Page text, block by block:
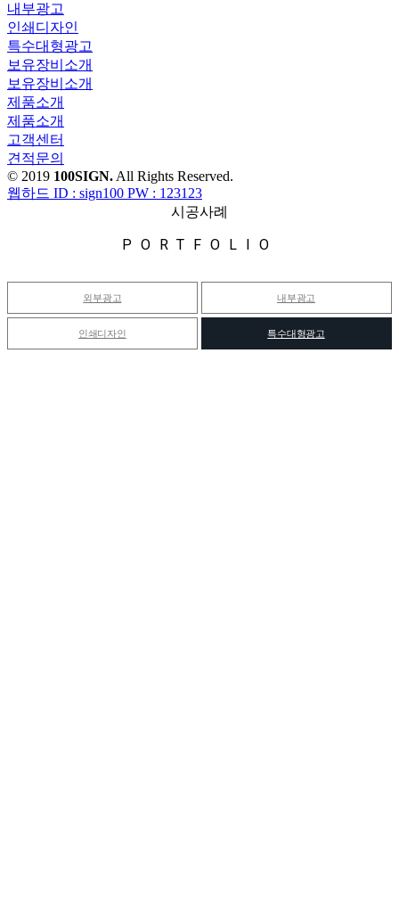
내부광고
인쇄디자인
특수대형광고
보유장비소개
보유장비소개
제품소개
제품소개
고객센터
견적문의
© 2019 100SIGN. All Rights Reserved.
웹하드 ID : sign100 PW : 123123
시공사례
PORTFOLIO
외부광고 내부광고
인쇄디자인 특수대형광고